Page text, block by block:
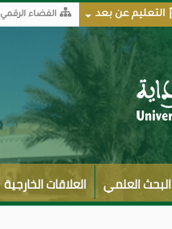
التعليم عن بعد الفضاء الرقمي
البحث العلمي العلاقات الخارجية